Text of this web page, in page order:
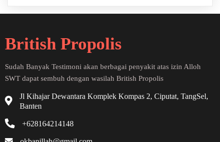
British Propolis
Sudah Banyak Testimoni akan berbagai penyakit atas izin Alloh
SWT dapat sembuh dengan wasilah British Propolis
Jl Kihajar Dewantara Komplek Kompas 2, Ciputat, TangSel,
Banten
+628164214148